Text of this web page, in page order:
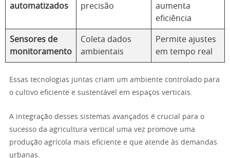
automatizados
precisão
aumenta
eficiência
Sensores de
monitoramento
Coleta dados
ambientais
Permite ajustes
em tempo real
Essas tecnologias juntas criam um ambiente controlado para
o cultivo eficiente e sustentável em espaços verticais.
A integração desses sistemas avançados é crucial para o
sucesso da agricultura vertical uma vez promove uma
produção agrícola mais eficiente e que atende às demandas
urbanas.